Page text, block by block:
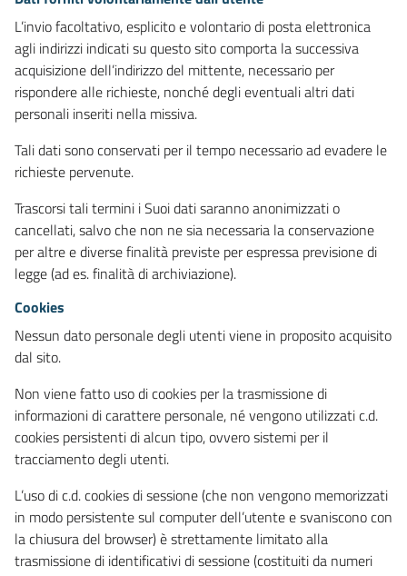
L’invio facoltativo, esplicito e volontario di posta elettronica
agli indirizzi indicati su questo sito comporta la successiva
acquisizione dell’indirizzo del mittente, necessario per
rispondere alle richieste, nonché degli eventuali altri dati
personali inseriti nella missiva.
Tali dati sono conservati per il tempo necessario ad evadere le
richieste pervenute.
Trascorsi tali termini i Suoi dati saranno anonimizzati o
cancellati, salvo che non ne sia necessaria la conservazione
per altre e diverse finalità previste per espressa previsione di
legge (ad es. finalità di archiviazione).
Cookies
Nessun dato personale degli utenti viene in proposito acquisito
dal sito.
Non viene fatto uso di cookies per la trasmissione di
informazioni di carattere personale, né vengono utilizzati c.d.
cookies persistenti di alcun tipo, ovvero sistemi per il
tracciamento degli utenti.
L’uso di c.d. cookies di sessione (che non vengono memorizzati
in modo persistente sul computer dell’utente e svaniscono con
la chiusura del browser) è strettamente limitato alla
trasmissione di identificativi di sessione (costituiti da numeri